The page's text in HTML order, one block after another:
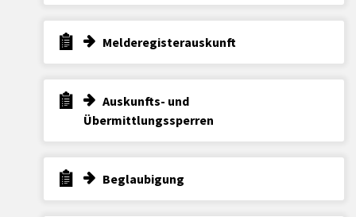
Melderegisterauskunft
Auskunfts- und
Übermittlungssperren
Beglaubigung